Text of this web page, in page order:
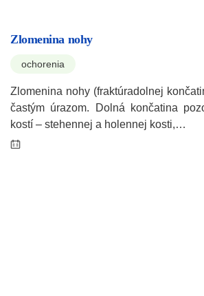
Zlomenina nohy
ochorenia
Zlomenina nohy (fraktúradolnej
častým úrazom. Dolná končatina
kostí – stehennej a holennej kosti,…